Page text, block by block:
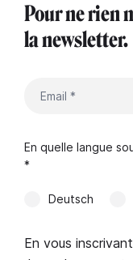
Pour ne rien
la newsletter.
En quelle langue
*
Deutsch
En vous